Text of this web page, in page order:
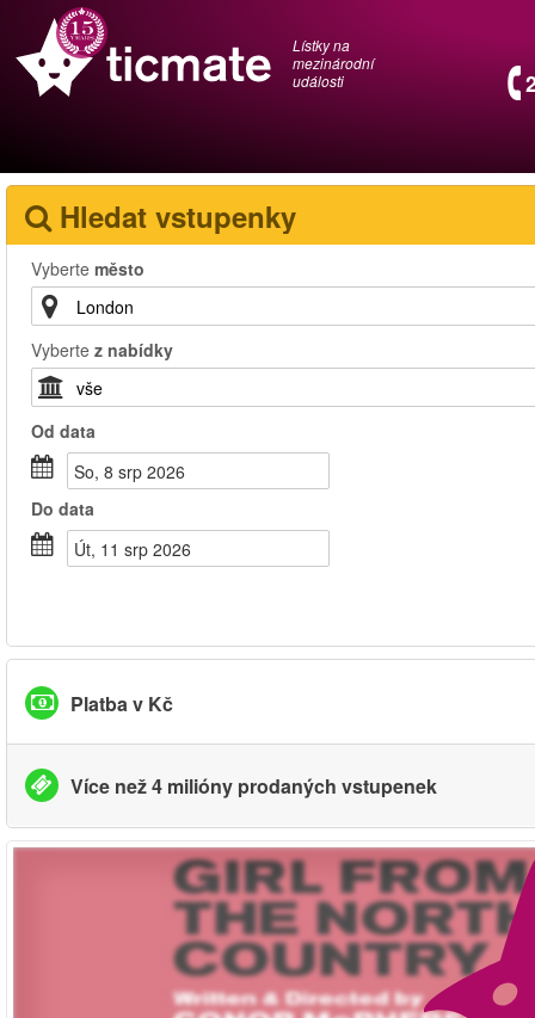
Lístky na
mezinárodní
události
Hledat vstupenky
Vyberte město
Vyberte z nabídky
Od data
So, 8 srp 2026
Do data
Út, 11 srp 2026
Platba v Kč
Více než 4 milióny prodaných vstupenek